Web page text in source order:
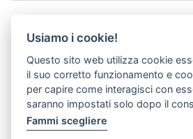
P. I. 05913670484 | C. F.
Domicilio digitale:
(abilitato alla ricezione di soli messaggi di posta
Usiamo i cookie!
Questo sito web utilizza cookie
il suo corretto funzionamento e
per capire come interagisci con
saranno impostati solo dopo il
Fammi scegliere